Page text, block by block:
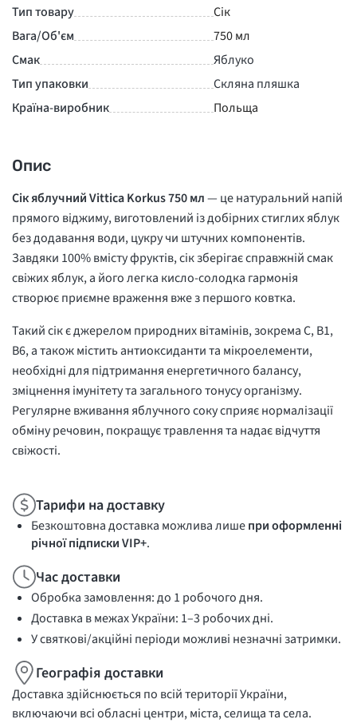
Тип товару
Сік
Вага/Об'єм
750 мл
Смак
Яблуко
Тип упаковки
Скляна пляшка
Країна-виробник
Польща
Опис
Сік яблучнийVitticaKorkus 750 мл— це натуральний напій
прямого віджиму, виготовлений із добірних стиглих яблук
без додавання води, цукру чи штучних компонентів.
Завдяки 100% вмісту фруктів, сік зберігає справжній смак
свіжих яблук, а його легка кисло-солодка гармонія
створює приємне враження вже з першого ковтка.
Такий сік є джерелом природних вітамінів, зокрема C, B1,
B6, а також містить антиоксиданти та мікроелементи,
необхідні для підтримання енергетичного балансу,
зміцнення імунітету та загального тонусу організму.
Регулярне вживання яблучного соку сприяє нормалізації
обміну речовин, покращує травлення та надає відчуття
свіжості.
Тарифи на доставку
Безкоштовна доставка можлива лишепри оформленні
річної підписки VIP+.
Час доставки
Обробка замовлення: до 1 робочого дня.
Доставка в межах України: 1–3 робочих дні.
У святкові/акційні періоди можливі незначні затримки.
Географія доставки
Доставка здійснюється по всій території України,
включаючи всі обласні центри, міста, селища та села.